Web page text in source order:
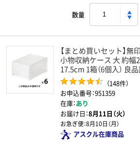
数量
【まとめ買いセット】
小物収納ケース 大 約
17.5cm 1箱（6個入） 良
（148件）
お申込番号：951359
在庫：あり
お届け日：8月11日（火）
お急ぎ便：8月10日（月）
アスクル在庫商品